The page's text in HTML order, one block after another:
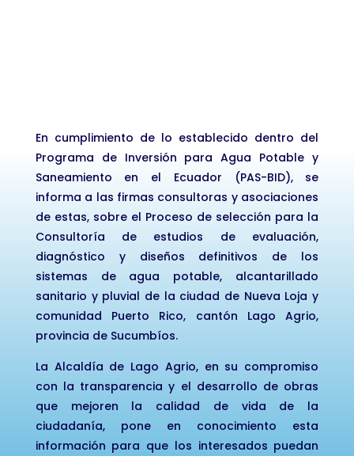
En cumplimiento de lo establecido dentro del
Programa de Inversión para Agua Potable y
Saneamiento en el Ecuador (PAS-BID), se
informa a las firmas consultoras y asociaciones
de estas, sobre el Proceso de selección para la
Consultoría de estudios de evaluación,
diagnóstico y diseños definitivos de los
sistemas de agua potable, alcantarillado
sanitario y pluvial de la ciudad de Nueva Loja y
comunidad Puerto Rico, cantón Lago Agrio,
provincia de Sucumbíos.
La Alcaldía de Lago Agrio, en su compromiso
con la transparencia y el desarrollo de obras
que mejoren la calidad de vida de la
ciudadanía, pone en conocimiento esta
información para que los interesados puedan